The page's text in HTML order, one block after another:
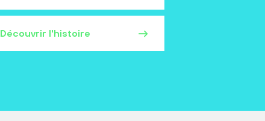
Découvrir l'histoire